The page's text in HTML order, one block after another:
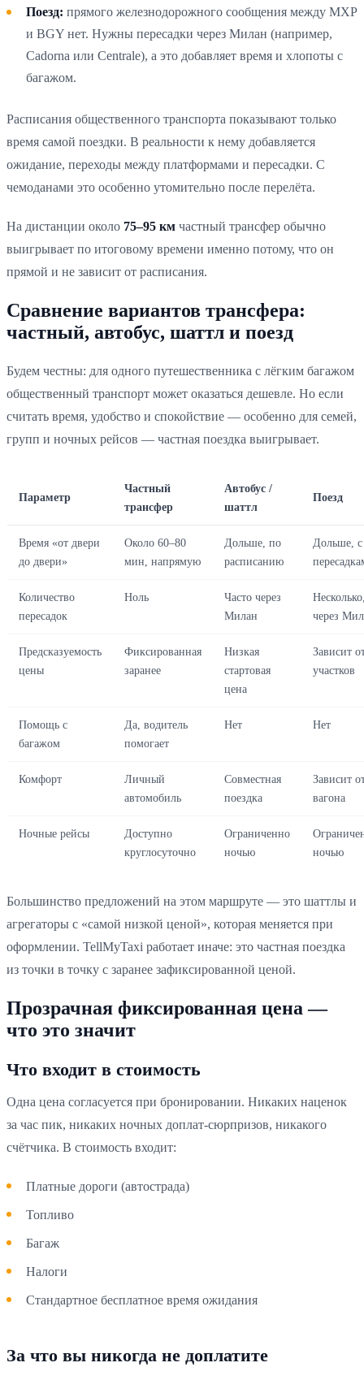
Поезд: прямого железнодорожного сообщения между MXP
и BGY нет. Нужны пересадки через Милан (например,
Cadorna или Centrale), а это добавляет время и хлопоты с
багажом.
Расписания общественного транспорта показывают только
время самой поездки. В реальности к нему добавляется
ожидание, переходы между платформами и пересадки. С
чемоданами это особенно утомительно после перелёта.
На дистанции около 75–95 км частный трансфер обычно
выигрывает по итоговому времени именно потому, что он
прямой и не зависит от расписания.
Сравнение вариантов трансфера:
частный, автобус, шаттл и поезд
Будем честны: для одного путешественника с лёгким багажом
общественный транспорт может оказаться дешевле. Но если
считать время, удобство и спокойствие — особенно для семей,
групп и ночных рейсов — частная поездка выигрывает.
Параметр
Частный
трансфер
Автобус /
шаттл
Поезд
Время «от двери
до двери»
Около 60–80
мин, напрямую
Дольше, по
расписанию
Дольше, с
Количество
пересадок
Ноль
Часто через
Милан
через
Предсказуемость
цены
Фиксированная
заранее
Низкая
стартовая
цена
Зависит
участков
Помощь с
багажом
Да, водитель
помогает
Нет Нет
Комфорт
Личный
автомобиль
Совместная
поездка
Зависит
вагона
Ночные рейсы
Доступно
круглосуточно
Ограниченно
ночью
ночью
Большинство предложений на этом маршруте — это шаттлы и
агрегаторы с «самой низкой ценой», которая меняется при
оформлении. TellMyTaxi работает иначе: это частная поездка
из точки в точку с заранее зафиксированной ценой.
Прозрачная фиксированная цена —
что это значит
Что входит в стоимость
Одна цена согласуется при бронировании. Никаких наценок
за час пик, никаких ночных доплат-сюрпризов, никакого
счётчика. В стоимость входит:
Платные дороги (автострада)
Топливо
Багаж
Налоги
Стандартное бесплатное время ожидания
За что вы никогда не доплатите